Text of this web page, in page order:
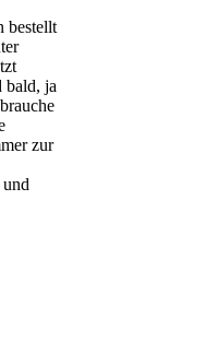
bestellt
bald, ja
zur